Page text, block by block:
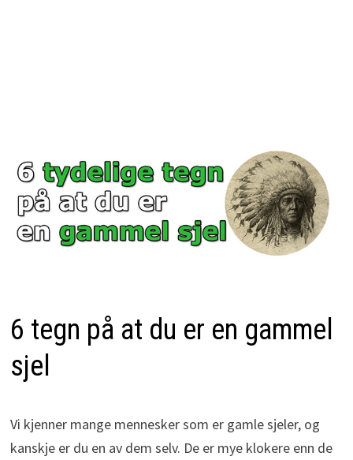
6 tegn på at du er en gammel
sjel
Vi kjenner mange mennesker som er gamle sjeler, og
kanskje er du en av dem selv. De er mye klokere enn de